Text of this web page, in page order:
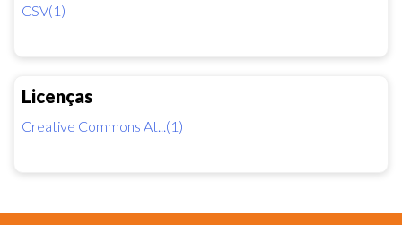
CSV(1)
Licenças
Creative Commons At...(1)